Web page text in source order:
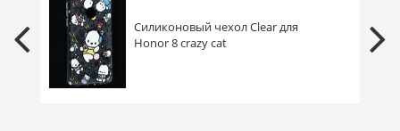
Силиконовый чехол Clear для
Honor 8 crazy cat